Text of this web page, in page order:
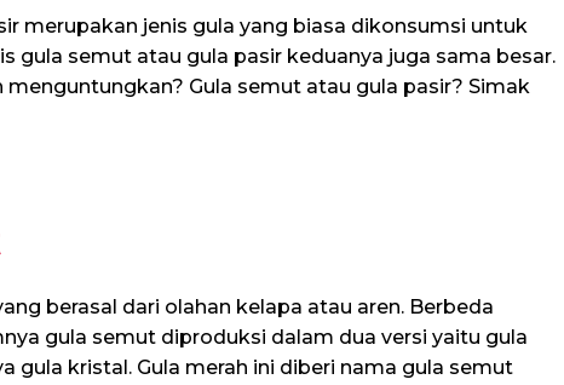
merupakan jenis gula yang biasa dikonsumsi untuk
gula semut atau gula pasir keduanya juga sama besar.
menguntungkan? Gula semut atau gula pasir? Simak
berasal dari olahan kelapa atau aren. Berbeda
gula semut diproduksi dalam dua versi yaitu gula
gula kristal. Gula merah ini diberi nama gula semut